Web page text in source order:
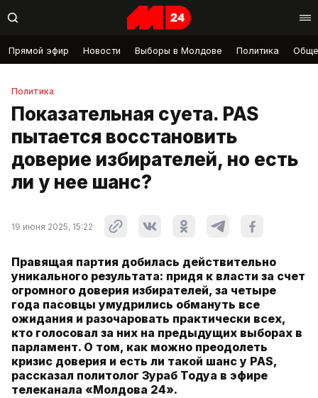
Прямой эфир Новости Выборы в Молдове Политика
Политика
Показательная суета. PAS
пытается восстановить
доверие избирателей, но есть
ли у нее шанс?
19 июня 2025, 15:22
Правящая партия добилась действительно
уникального результата: придя к власти за счет
огромного доверия избирателей, за четыре
года пасовцы умудрились обмануть все
ожидания и разочаровать практически всех,
кто голосовал за них на предыдущих выборах в
парламент. О том, как можно преодолеть
кризис доверия и есть ли такой шанс у PAS,
рассказал политолог Зураб Тодуа в эфире
телеканала «Молдова 24».